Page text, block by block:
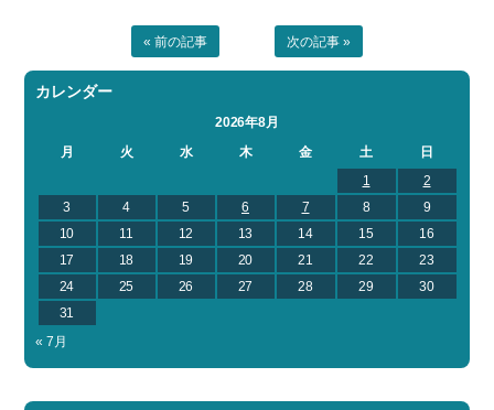
« 前の記事 次の記事 »
カレンダー
2026年8月
月
火 水 木 金 土
日
1
2
3
4 5 6 7 8
9
10
11 12 13 14 15
16
17
18 19 20 21 22
23
24
25 26 27 28 29
30
31
« 7月